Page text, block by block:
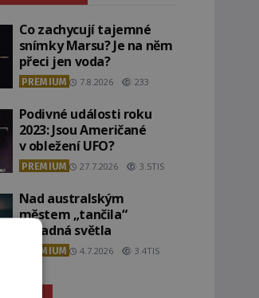
Co zachycují tajemné
snímky Marsu? Je na něm
přeci jen voda?
PREMIUM 7.8.2026 233
Podivné události roku
2023: Jsou Američané
v obležení UFO?
PREMIUM 27.7.2026 3.5TIS
Nad australským
městem „tančila“
záhadná světla
PREMIUM 4.7.2026 3.4TIS